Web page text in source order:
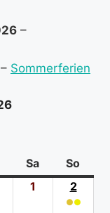
–
– Sommerferien
Sa Samstag
So
1
August
22.
●●